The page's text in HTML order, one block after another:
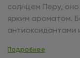
солнцем Перу,
ярким ароматом.
антиоксидантами
поддержанию здоровья кожи.
Подробнее